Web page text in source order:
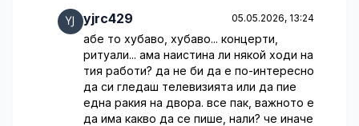
yjrc429 05.05.2026, 13:24
абе то хубаво, хубаво... концерти,
ритуали... ама наистина ли някой ходи на
тия работи? да не би да е по-интересно
да си гледаш телевизията или да пие
една ракия на двора. все пак, важното е
да има какво да се пише, нали? че иначе